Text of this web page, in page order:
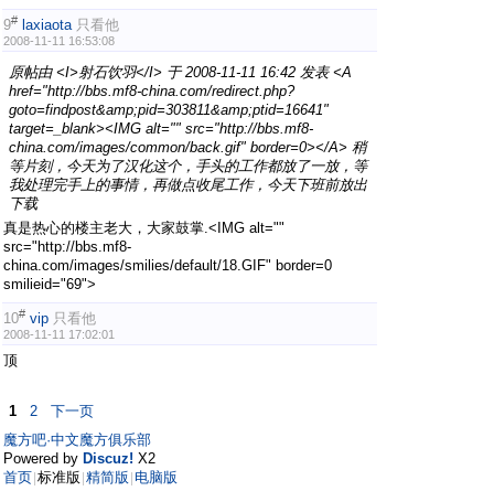
9# laxiaota 只看他
2008-11-11 16:53:08
原帖由 <I>射石饮羽</I> 于 2008-11-11 16:42 发表 <A
href="http://bbs.mf8-china.com/redirect.php?
goto=findpost&amp;pid=303811&amp;ptid=16641"
target=_blank><IMG alt="" src="http://bbs.mf8-
china.com/images/common/back.gif" border=0></A> 稍
等片刻，今天为了汉化这个，手头的工作都放了一放，等
我处理完手上的事情，再做点收尾工作，今天下班前放出
下载
真是热心的楼主老大，大家鼓掌.<IMG alt=""
src="http://bbs.mf8-
china.com/images/smilies/default/18.GIF" border=0
smilieid="69">
10# vip 只看他
2008-11-11 17:02:01
顶
1 2
下一页
魔方吧·中文魔方俱乐部
Powered by Discuz! X2
首页 标准版 精简版 电脑版